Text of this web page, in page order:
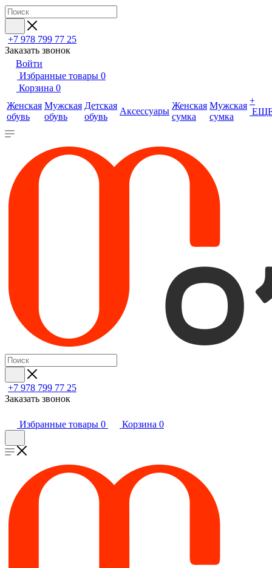
+7 978 799 77 25
Заказать звонок
Войти
Избранные товары 0
Корзина 0
Женская
обувь
Мужская
обувь
Детская
обувь
Аксессуары
Женская
сумка
Мужская
сумка
+
+7 978 799 77 25
Заказать звонок
Избранные товары 0 Корзина 0